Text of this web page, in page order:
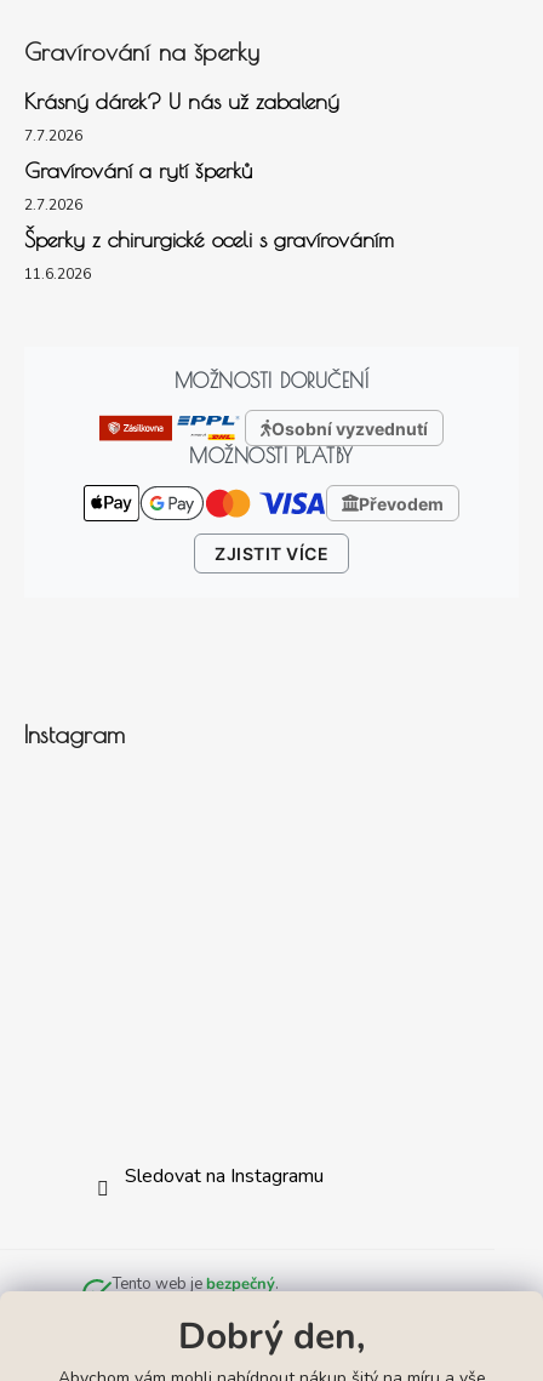
Dobrý den,
Gravírování na šperky
Krásný dárek? U nás už zabalený
7.7.2026
Gravírování a rytí šperků
2.7.2026
Šperky z chirurgické oceli s gravírováním
11.6.2026
MOŽNOSTI DORUČENÍ
Osobní vyzvednutí
MOŽNOSTI PLATBY
Převodem
ZJISTIT VÍCE
Instagram
Sledovat na Instagramu
Tento web jebezpečný.